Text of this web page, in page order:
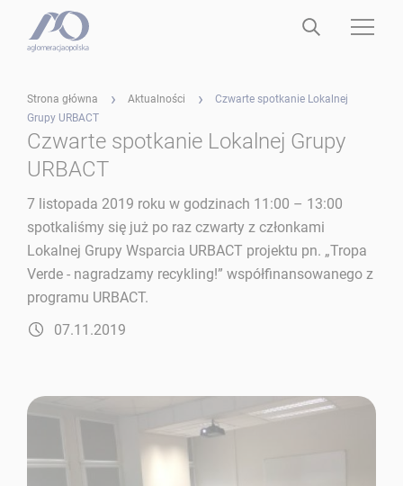
Strona główna Aktualności
Czwarte spotkanie Lokalnej
Grupy URBACT
Czwarte spotkanie Lokalnej Grupy
URBACT
7 listopada 2019 roku w godzinach 11:00 – 13:00
spotkaliśmy się już po raz czwarty z członkami
Lokalnej Grupy Wsparcia URBACT projektu pn. „Tropa
Verde - nagradzamy recykling!” współfinansowanego z
programu URBACT.
07.11.2019